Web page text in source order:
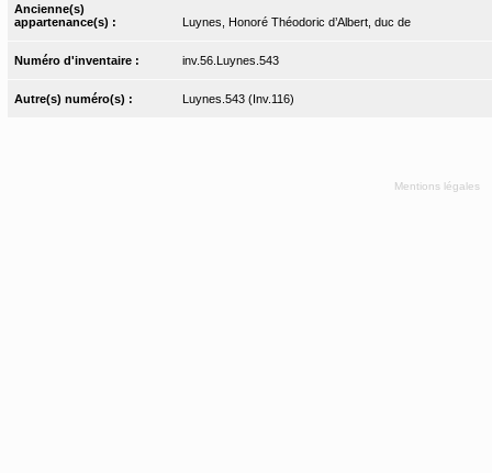
Ancienne(s)
appartenance(s) :
Luynes, Honoré Théodoric d’Albert, duc de
Numéro d'inventaire : inv.56.Luynes.543
Autre(s) numéro(s) : Luynes.543 (Inv.116)
Mentions légales